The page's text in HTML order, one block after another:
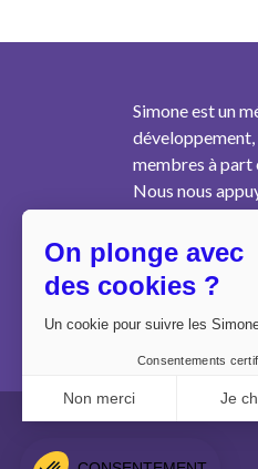
Simone est un
développement,
membres à part
Nous nous
produire un
besoins des
On plonge avec
des cookies ?
Un cookie pour suivre les
Consentements
Non merci Je
Plateforme de Gestion du